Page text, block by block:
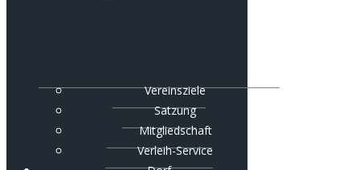
Vereinsziele
Satzung
Mitgliedschaft
Verleih-Service